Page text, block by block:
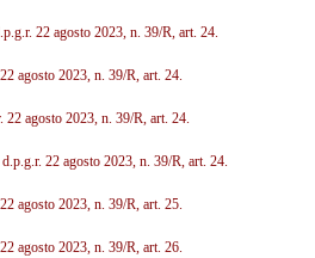
22 agosto 2023, n. 39/R, art. 24.
agosto 2023, n. 39/R, art. 24.
22 agosto 2023, n. 39/R, art. 24.
d.p.g.r. 22 agosto 2023, n. 39/R, art. 24.
agosto 2023, n. 39/R, art. 25.
agosto 2023, n. 39/R, art. 26.